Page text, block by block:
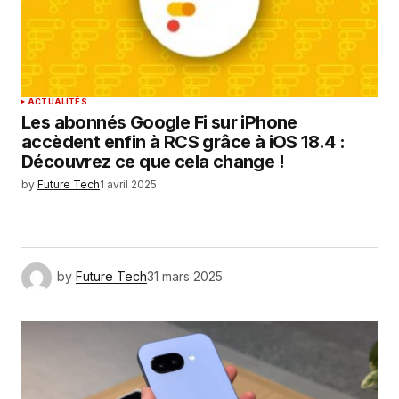
by Future Tech31 mars 2025
ACTUALITÉS
Les abonnés Google Fi sur iPhone
accèdent enfin à RCS grâce à iOS 18.4 :
Découvrez ce que cela change !
by Future Tech1 avril 2025